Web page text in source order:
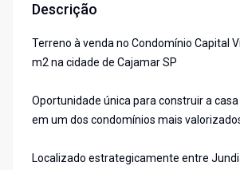
Descrição
Terreno à venda no Condomínio Capital
m2 na cidade de Cajamar SP
Oportunidade única para construir a
em um dos condomínios mais
Localizado estrategicamente entre